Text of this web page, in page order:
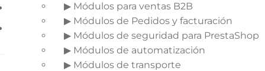
Módulo Páginas CMS privadas
▶ Módulos para ventas B2B
▶ Módulos de Pedidos y facturación
▶ Módulos de seguridad para PrestaShop
▶ Módulos de automatización
▶ Módulos de transporte